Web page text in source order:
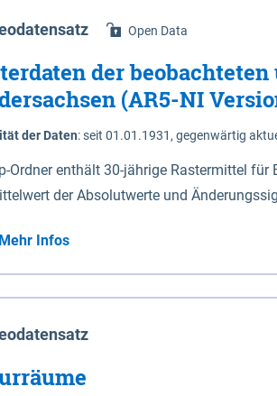
Open Data
der
(AR5-NI
der Daten:seit 01.01.1931, gegenwärtig
Ordner enthält 30-jährige Rastermittel
der Absolutwerte und
(Jun. - Aug.) - au: Herbst (Sep. - Nov.) - wi: Winter (Dez. - Feb.) - hyr:
Jahr (Nov. - Okt.) - hsu:
- vd: Vegetationsruhe (Okt. - Mär.) Neben den Rasterdaten ist eine
zu den Dateinamen und für eine
code gegeben.
Mehr Infos